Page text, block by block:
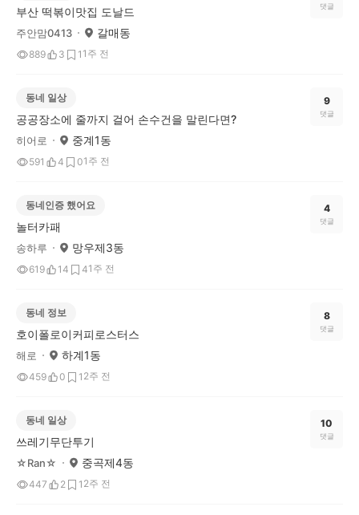
부산 떡볶이맛집 도날드
주안맘0413 갈매동
889 3 1 1주 전
댓글
동네 일상
공공장소에 줄까지 걸어 손수건을 말린다면?
히어로 중계1동
591 4 01주 전
9
댓글
동네인증 했어요
놀터카패
송하루 망우제3동
619 14 41주 전
4
댓글
동네 정보
호이폴로이커피로스터스
해로 하계1동
459 0 1 2주 전
8
댓글
동네 일상
쓰레기무단투기
☆Ran☆ 중곡제4동
447 2 1 2주 전
10
댓글